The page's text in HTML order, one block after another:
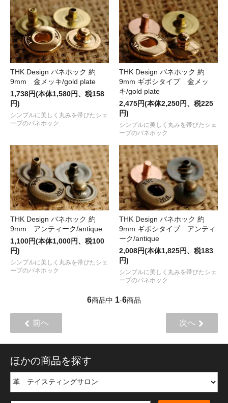
THK Design バネホック 約
9mm 金メッキ/gold plate
1,738円(本体1,580円、税158
円)
シンプルに美しく丸みを帯びたシェ
ープのバネホック
THK Design バネホック 約
9mm ギボシタイプ 金メッ
キ/gold plate
2,475円(本体2,250円、税225
円)
シンプルに美しく丸みを帯びたシェ
ープのバネホック
THK Design バネホック 約
9mm アンティーク/antique
1,100円(本体1,000円、税100
円)
シンプルに美しく丸みを帯びたシェ
ープのバネホック
THK Design バネホック 約
9mm ギボシタイプ アンティ
ーク/antique
2,008円(本体1,825円、税183
円)
シンプルに美しく丸みを帯びたシェ
ープのバネホック
6商品中 1-6商品
前へ 次へ
ほかの商品を探す